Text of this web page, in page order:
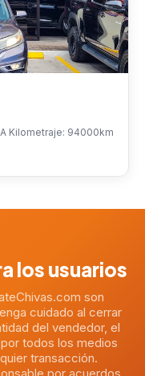
Kilometraje: 94000km
los usuarios
son
cuidado al cerrar
del vendedor, el
todos los medios
transacción.